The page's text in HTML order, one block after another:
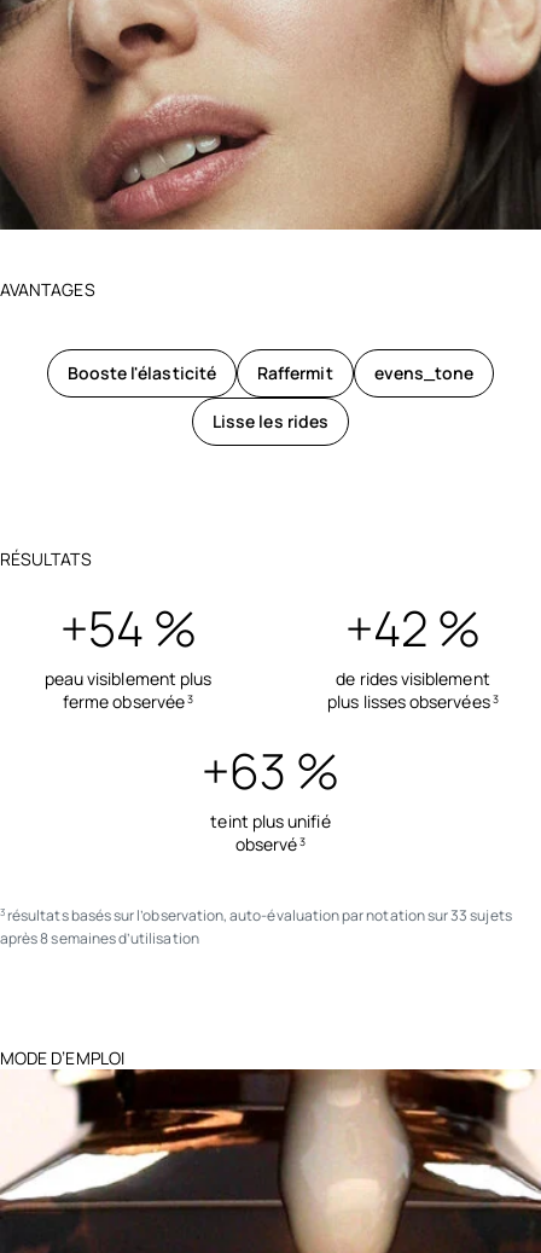
AVANTAGES
Booste l'élasticité Raffermit evens_tone
Lisse les rides
RÉSULTATS
+54 %
peau visiblement plus
ferme observée3
+42 %
de rides visiblement
plus lisses observées3
+63 %
teint plus unifié
observé3
3 résultats basés sur l’observation, auto-évaluation par notation sur 33 sujets
après 8 semaines d’utilisation
MODE D’EMPLOI